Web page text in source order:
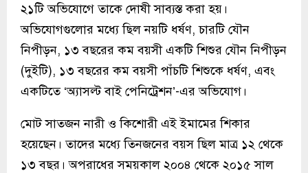
২১টি অভিযোগে তাকে দোষী সাব্যস্ত করা হয়।
অভিযোগগুলোর মধ্যে ছিল নয়টি ধর্ষণ, চারটি যৌন
নিপীড়ন, ১৩ বছরের কম বয়সী একটি শিশুর যৌন নিপীড়ন
(দুইটি), ১৩ বছরের কম বয়সী পাঁচটি শিশুকে ধর্ষণ, এবং
একটিতে ‘অ্যাসল্ট বাই পেনিট্রেশন’-এর অভিযোগ।
মোট সাতজন নারী ও কিশোরী এই ইমামের শিকার
হয়েছেন। তাদের মধ্যে তিনজনের বয়স ছিল মাত্র ১২ থেকে
১৩ বছর। অপরাধের সময়কাল ২০০৪ থেকে ২০১৫ সাল